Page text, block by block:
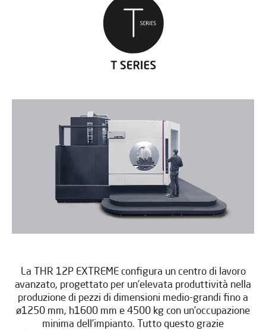
La THR 12P EXTREME configura un centro di lavoro
avanzato, progettato per un’elevata produttività nella
produzione di pezzi di dimensioni medio-grandi fino a
ø1250 mm, h1600 mm e 4500 kg con un’occupazione
minima dell’impianto. Tutto questo grazie